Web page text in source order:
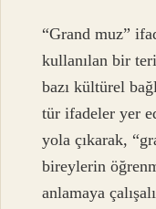
“Grand muz”
kullanılan bir
bazı kültürel
tür ifadeler yer
yola çıkarak,
bireylerin
anlamaya